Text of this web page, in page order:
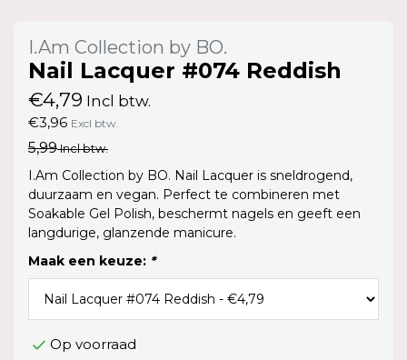
I.Am Collection by BO.
Nail Lacquer #074 Reddish
€4,79 Incl btw.
€3,96 Excl btw.
5,99Incl btw.
I.Am Collection by BO. Nail Lacquer is sneldrogend,
duurzaam en vegan. Perfect te combineren met
Soakable Gel Polish, beschermt nagels en geeft een
langdurige, glanzende manicure.
Maak een keuze: *
Op voorraad